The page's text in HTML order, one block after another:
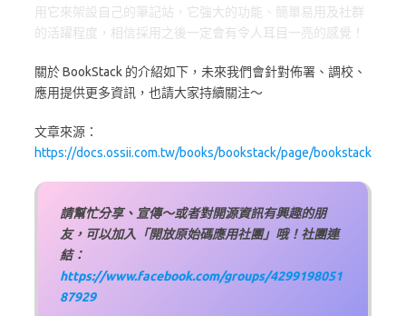
用它來架設自己的筆記站，它強大的功能、簡單易用及社群
的活躍程度，相信採用之後一定會有令人耳目一亮的感覺！
關於 BookStack 的介紹如下，未來我們會針對佈署、調校、
應用提供更多資訊，也請大家持續關注～
文章來源：
https://docs.ossii.com.tw/books/bookstack/page/bookstack
請幫忙分享、宣傳～或者對開源資訊有興趣的朋
友，可以加入「開放原始碼應用社團」哦！社團連
結：
https://www.facebook.com/groups/4299198051
87929